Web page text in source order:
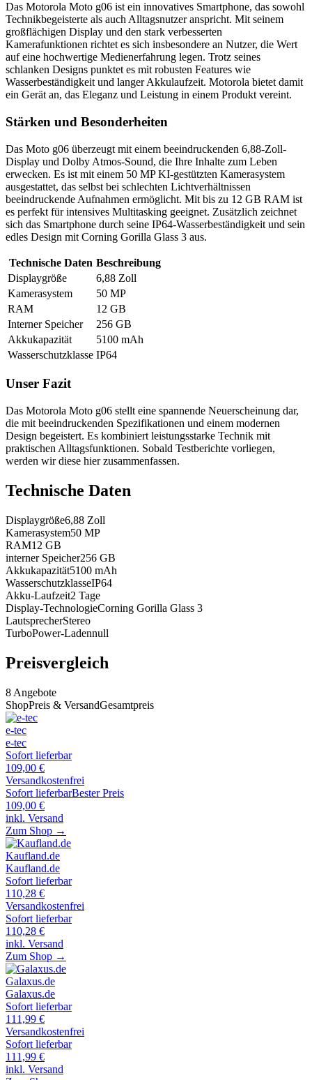
Das Motorola Moto g06 ist ein innovatives Smartphone, das sowohl
Technikbegeisterte als auch Alltagsnutzer anspricht. Mit seinem
großflächigen Display und den stark verbesserten
Kamerafunktionen richtet es sich insbesondere an Nutzer, die Wert
auf eine hochwertige Medienerfahrung legen. Trotz seines
schlanken Designs punktet es mit robusten Features wie
Wasserbeständigkeit und langer Akkulaufzeit. Motorola bietet damit
ein Gerät an, das Eleganz und Leistung in einem Produkt vereint.
Stärken und Besonderheiten
Das Moto g06 überzeugt mit einem beeindruckenden 6,88-Zoll-
Display und Dolby Atmos-Sound, die Ihre Inhalte zum Leben
erwecken. Es ist mit einem 50 MP KI-gestützten Kamerasystem
ausgestattet, das selbst bei schlechten Lichtverhältnissen
beeindruckende Aufnahmen ermöglicht. Mit bis zu 12 GB RAM ist
es perfekt für intensives Multitasking geeignet. Zusätzlich zeichnet
sich das Smartphone durch seine IP64-Wasserbeständigkeit und sein
edles Design mit Corning Gorilla Glass 3 aus.
Technische Daten Beschreibung
Displaygröße
6,88 Zoll
Kamerasystem
50 MP
RAM
12 GB
Interner Speicher
256 GB
Akkukapazität
5100 mAh
Wasserschutzklasse IP64
Unser Fazit
Das Motorola Moto g06 stellt eine spannende Neuerscheinung dar,
die mit beeindruckenden Spezifikationen und einem modernen
Design begeistert. Es kombiniert leistungsstarke Technik mit
praktischen Alltagsfunktionen. Sobald Testberichte vorliegen,
werden wir diese hier zusammenfassen.
Technische Daten
Displaygröße6,88 Zoll
Kamerasystem50 MP
RAM12 GB
interner Speicher256 GB
Akkukapazität5100 mAh
WasserschutzklasseIP64
Akku-Laufzeit2 Tage
Display-TechnologieCorning Gorilla Glass 3
LautsprecherStereo
TurboPower-Ladennull
Preisvergleich
8 Angebote
ShopPreis & VersandGesamtpreis
e-tec
e-tec
Sofort lieferbar
109,00 €
Versandkostenfrei
Sofort lieferbarBester Preis
109,00 €
inkl. Versand
Zum Shop →
Kaufland.de
Kaufland.de
Sofort lieferbar
110,28 €
Versandkostenfrei
Sofort lieferbar
110,28 €
inkl. Versand
Zum Shop →
Galaxus.de
Galaxus.de
Sofort lieferbar
111,99 €
Versandkostenfrei
Sofort lieferbar
111,99 €
inkl. Versand